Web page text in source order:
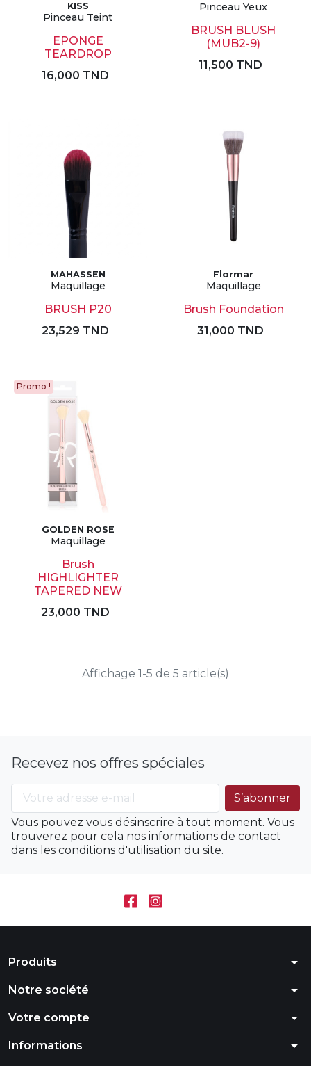
KISS
Pinceau Teint
EPONGE
TEARDROP
16,000 TND
Pinceau Yeux
BRUSH BLUSH
(MUB2-9)
11,500 TND
MAHASSEN
Maquillage
BRUSH P20
23,529 TND
Flormar
Maquillage
Brush Foundation
31,000 TND
Promo !
GOLDEN ROSE
Maquillage
Brush
HIGHLIGHTER
TAPERED NEW
23,000 TND
Affichage 1-5 de 5 article(s)
Recevez nos offres spéciales
Vous pouvez vous désinscrire à tout moment. Vous
trouverez pour cela nos informations de contact
dans les conditions d'utilisation du site.
Produits arrow_drop_down
Notre société arrow_drop_down
Votre compte arrow_drop_down
Informations arrow_drop_down